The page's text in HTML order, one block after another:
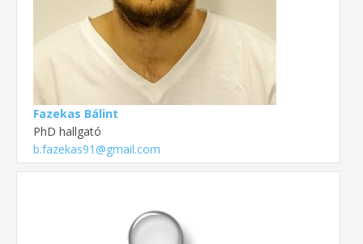
Fazekas Bálint
PhD hallgató
b.fazekas91@gmail.com